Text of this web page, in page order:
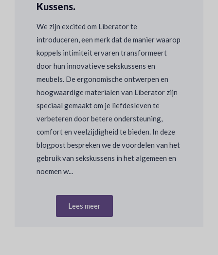
Kussens.
We zijn excited om Liberator te
introduceren, een merk dat de manier waarop
koppels intimiteit ervaren transformeert
door hun innovatieve sekskussens en
meubels. De ergonomische ontwerpen en
hoogwaardige materialen van Liberator zijn
speciaal gemaakt om je liefdesleven te
verbeteren door betere ondersteuning,
comfort en veelzijdigheid te bieden. In deze
blogpost bespreken we de voordelen van het
gebruik van sekskussens in het algemeen en
noemen w...
Lees meer